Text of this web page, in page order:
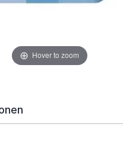
Hover to zoom